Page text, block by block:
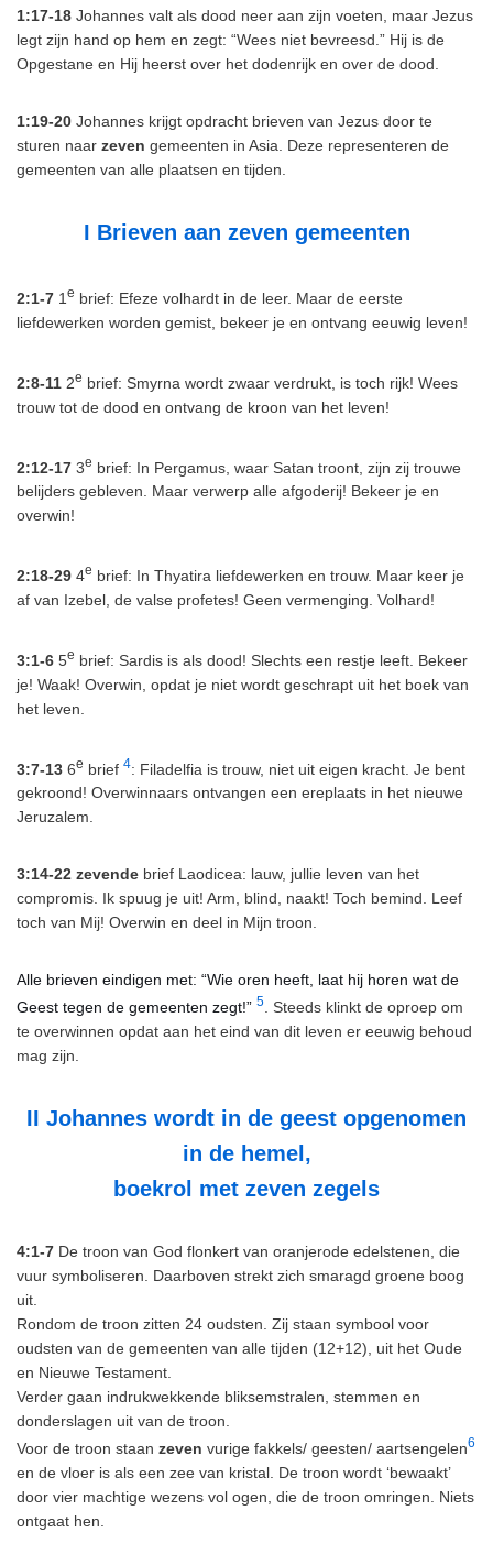
1:17-18 Johannes valt als dood neer aan zijn voeten, maar Jezus
legt zijn hand op hem en zegt: “Wees niet bevreesd.” Hij is de
Opgestane en Hij heerst over het dodenrijk en over de dood.
1:19-20 Johannes krijgt opdracht brieven van Jezus door te
sturen naar zeven gemeenten in Asia. Deze representeren de
gemeenten van alle plaatsen en tijden.
I Brieven aan zeven gemeenten
2:1-7 1 e brief: Efeze volhardt in de leer. Maar de eerste
liefdewerken worden gemist, bekeer je en ontvang eeuwig leven!
2:8-11 2e brief: Smyrna wordt zwaar verdrukt, is toch rijk! Wees
trouw tot de dood en ontvang de kroon van het leven!
2:12-17 3e brief: In Pergamus, waar Satan troont, zijn zij trouwe
belijders gebleven. Maar verwerp alle afgoderij! Bekeer je en
overwin!
2:18-29 4e brief: In Thyatira liefdewerken en trouw. Maar keer je
af van Izebel, de valse profetes! Geen vermenging. Volhard!
3:1-6 5e brief: Sardis is als dood! Slechts een restje leeft. Bekeer
je! Waak! Overwin, opdat je niet wordt geschrapt uit het boek van
het leven.
3:7-13 6e brief 4: Filadelfia is trouw, niet uit eigen kracht. Je bent
gekroond! Overwinnaars ontvangen een ereplaats in het nieuwe
Jeruzalem.
3:14-22 zevende brief Laodicea: lauw, jullie leven van het
compromis. Ik spuug je uit! Arm, blind, naakt! Toch bemind. Leef
toch van Mij! Overwin en deel in Mijn troon.
Alle brieven eindigen met: “Wie oren heeft, laat hij horen wat de
Geest tegen de gemeenten zegt!” 5
. Steeds klinkt de oproep om
te overwinnen opdat aan het eind van dit leven er eeuwig behoud
mag zijn.
II Johannes wordt in de geest opgenomen
in de hemel,
boekrol met zeven zegels
4:1-7 De troon van God flonkert van oranjerode edelstenen, die
vuur symboliseren. Daarboven strekt zich smaragd groene boog
uit.
Rondom de troon zitten 24 oudsten. Zij staan symbool voor
oudsten van de gemeenten van alle tijden (12+12), uit het Oude
en Nieuwe Testament.
Verder gaan indrukwekkende bliksemstralen, stemmen en
donderslagen uit van de troon.
Voor de troon staan zeven vurige fakkels/ geesten/ aartsengelen6
en de vloer is als een zee van kristal. De troon wordt ‘bewaakt’
door vier machtige wezens vol ogen, die de troon omringen. Niets
ontgaat hen.